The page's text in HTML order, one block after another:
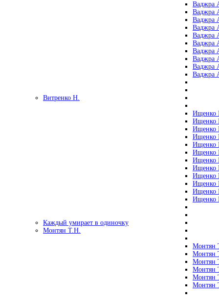
Ваджра
Ваджра
Ваджра
Ваджра
Ваджра
Ваджра
Ваджра
Ваджра
Ваджра
Ваджра
Витренко Н.
Ищенко
Ищенко
Ищенко
Ищенко
Ищенко
Ищенко
Ищенко
Ищенко
Ищенко
Ищенко
Ищенко
Ищенко
Каждый умирает в одиночку
Монтян Т.Н.
Монтян
Монтян
Монтян
Монтян
Монтян
Монтян